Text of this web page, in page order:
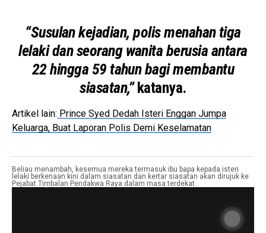
“Susulan kejadian, polis menahan tiga
lelaki dan seorang wanita berusia antara
22 hingga 59 tahun bagi membantu
siasatan,” katanya.
Artikel lain: Prince Syed Dedah Isteri Enggan Jumpa
Keluarga, Buat Laporan Polis Demi Keselamatan
Beliau menambah, kesemua mereka termasuk ibu bapa kepada isteri
lelaki berkenaan kini dalam siasatan dan kertar siasatan akan dirujuk ke
Pejabat Timbalan Pendakwa Raya dalam masa terdekat.
P
m